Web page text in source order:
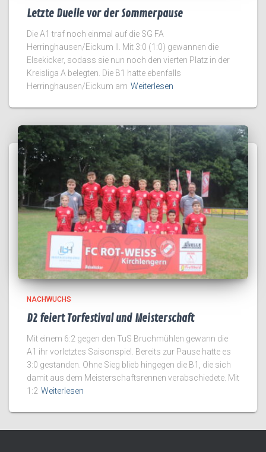
Letzte Duelle vor der Sommerpause
Die A1 traf noch einmal auf die SG FA
Herringhausen/Eickum II. Mit 3:0 (1:0) gewannen die
Elsekicker, sodass sie nun noch den vierten Platz in der
Kreisliga A belegten. Die B1 hatte ebenfalls
Herringhausen/Eickum am Weiterlesen
NACHWUCHS
D2 feiert Torfestival und Meisterschaft
Mit einem 6:2 gegen den TuS Bruchmühlen gewann die
A1 ihr vorletztes Saisonspiel. Bereits zur Pause hatte es
3:0 gestanden. Ohne Sieg blieb hingegen die B1, die sich
damit aus dem Meisterschaftsrennen verabschiedete. Mit
1:2 Weiterlesen